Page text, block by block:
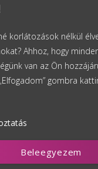
korlátozások nélkül
Ahhoz, hogy
van az Ön
gombra
Beleegyezem